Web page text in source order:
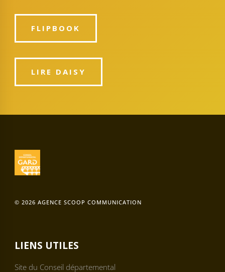
FLIPBOOK
LIRE DAISY
© 2026 AGENCE SCOOP COMMUNICATION
LIENS UTILES
Site du Conseil départemental